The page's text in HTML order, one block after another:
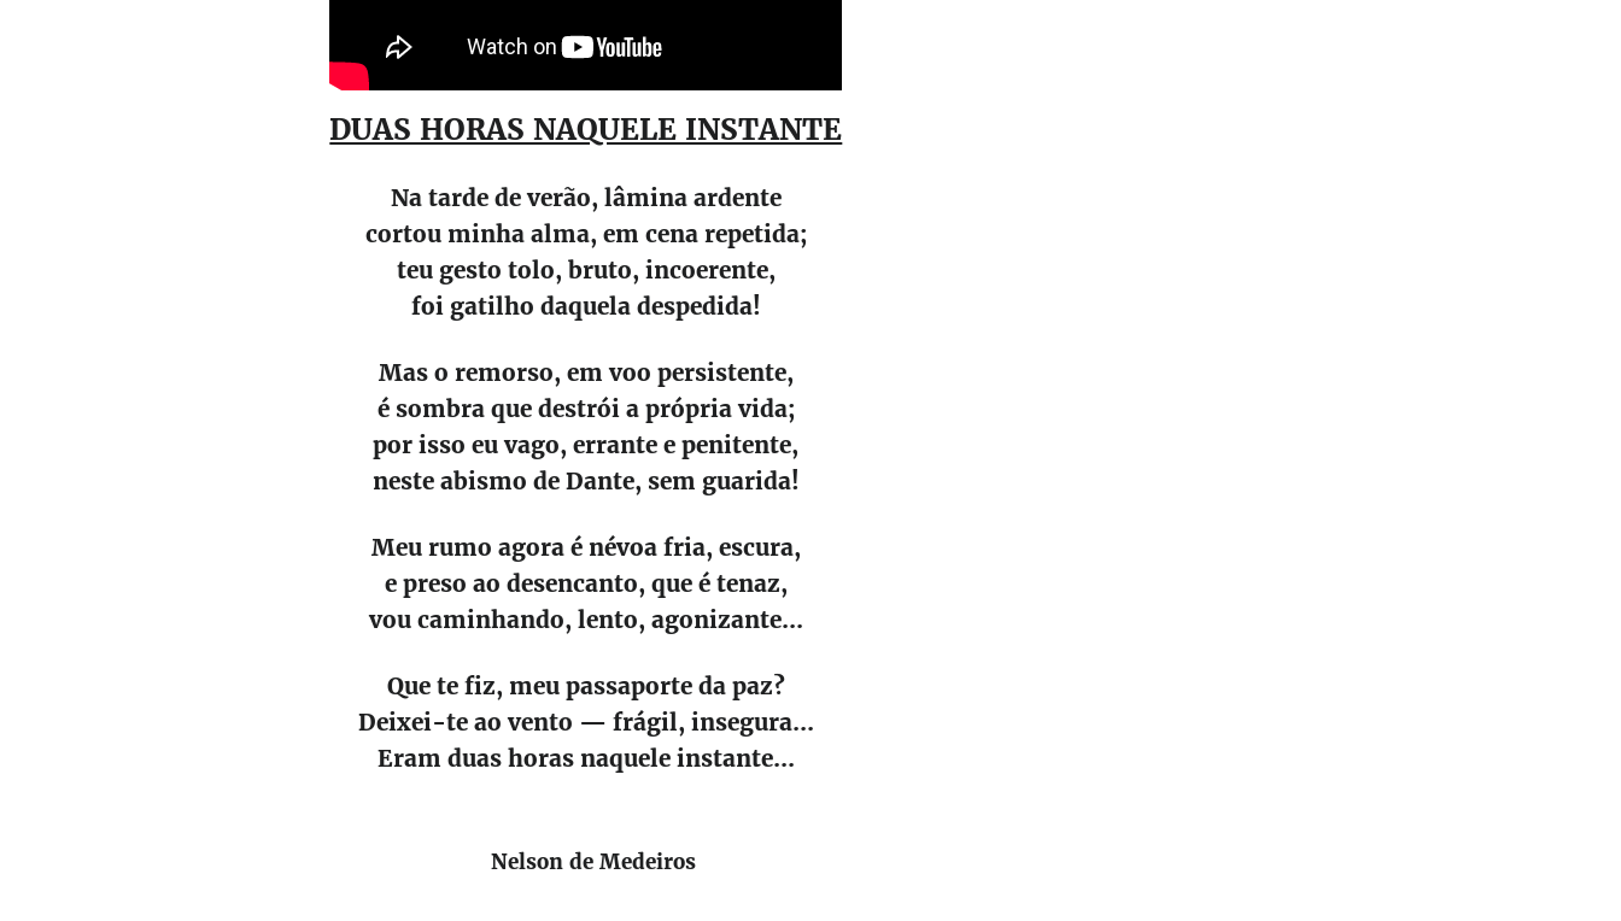
DUAS HORAS NAQUELE INSTANTE
Na tarde de verão, lâmina ardente
cortou minha alma, em cena repetida;
teu gesto tolo, bruto, incoerente,
foi gatilho daquela despedida!
Mas o remorso, em voo persistente,
é sombra que destrói a própria vida;
por isso eu vago, errante e penitente,
neste abismo de Dante, sem guarida!
Meu rumo agora é névoa fria, escura,
e preso ao desencanto, que é tenaz,
vou caminhando, lento, agonizante...
Que te fiz, meu passaporte da paz?
Deixei-te ao vento — frágil, insegura...
Eram duas horas naquele instante...
Nelson de Medeiros